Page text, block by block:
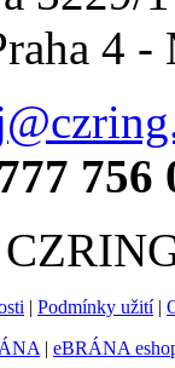
4 -
777 756
| Podmínky užití|
| eBRÁNA